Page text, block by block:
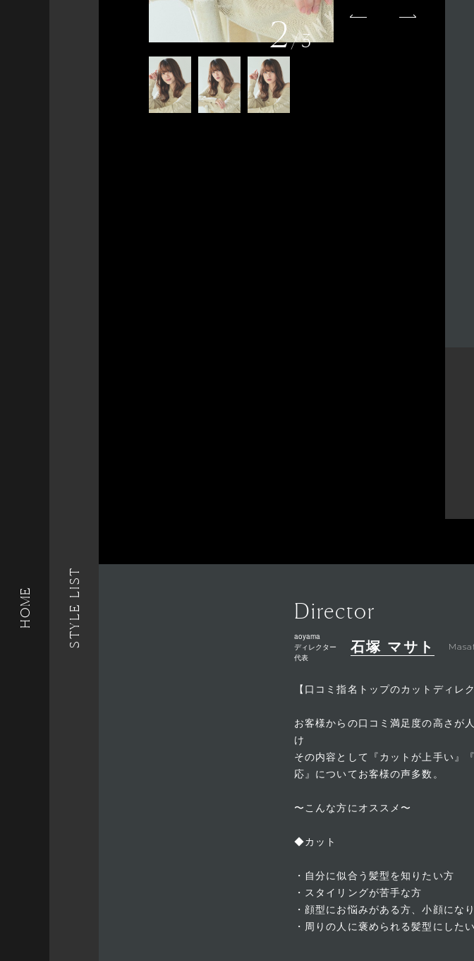
HOME STYLE LIST
2/3
Director
aoyama
ディレクター
代表
石塚 マサト
【口コミ指名トップのカットディレク
お客様からの口コミ満足度の高さが
け
その内容として『カットが上手い』
応』についてお客様の声多数。
〜こんな方にオススメ〜
◆カット
・自分に似合う髪型を知りたい方
・スタイリングが苦手な方
・顔型にお悩みがある方、小顔にな
・周りの人に褒められる髪型にした